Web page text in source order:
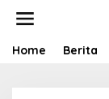
Home Berita